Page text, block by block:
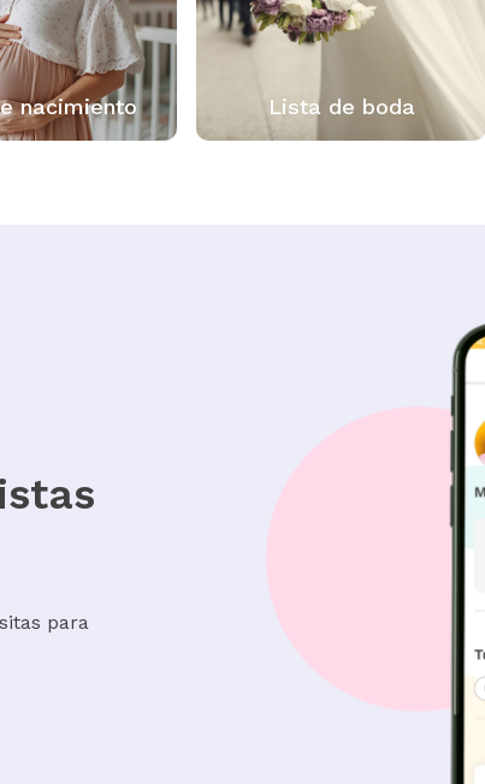
Lista de boda Lista de
para